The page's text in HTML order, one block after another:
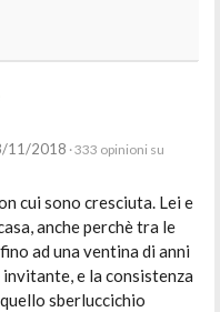
11/2018 · 333 opinioni su
cui sono cresciuta. Lei e
anche perchè tra le
ad una ventina di anni
e la consistenza
sberluccichio